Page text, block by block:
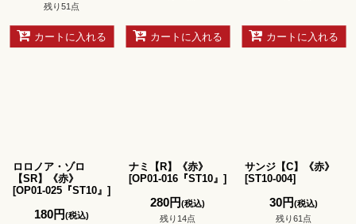
残り51点
カートに入れる カートに入れる カートに入れる
ロロノア・ゾロ
【SR】《赤》
[OP01-025『ST10』 ]
180円(税込)
ナミ【R】《赤》
[OP01-016『ST10』 ]
280円(税込)
残り14点
サンジ【C】《赤》
[ST10-004]
30円(税込)
残り61点